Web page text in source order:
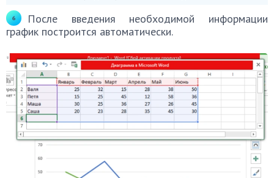
После введения необходимой информации
график построится автоматически.